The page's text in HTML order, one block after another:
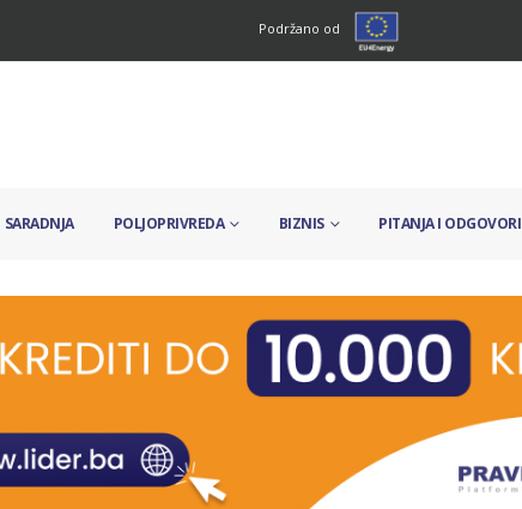
Podržano od
SARADNJA POLJOPRIVREDA BIZNIS PITANJA I ODGOVORI